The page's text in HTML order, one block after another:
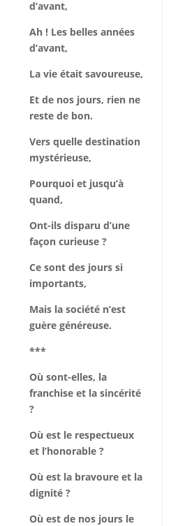
d’avant,
Ah ! Les belles années
d’avant,
La vie était savoureuse,
Et de nos jours, rien ne
reste de bon.
Vers quelle destination
mystérieuse,
Pourquoi et jusqu’à
quand,
Ont-ils disparu d’une
façon curieuse ?
Ce sont des jours si
importants,
Mais la société n’est
guère généreuse.
***
Où sont-elles, la
franchise et la sincérité
?
Où est le respectueux
et l’honorable ?
Où est la bravoure et la
dignité ?
Où est de nos jours le